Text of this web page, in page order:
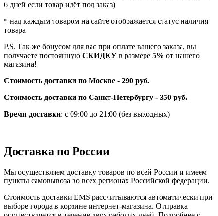
6 дней если товар идёт под заказ)
* над каждым товаром на сайте отображается статус наличия
товара
P.S. Так же бонусом для вас при оплате вашего заказа, вы
получаете постоянную СКИДКУ в размере 5% от нашего
магазина!
Стоимость доставки по Москве - 290 руб.
Стоимость доставки по Санкт-Петербургу - 350 руб.
Время доставки: с 09:00 до 21:00 (без выходных)
Доставка по России
Мы осуществляем доставку товаров по всей России и имеем
пункты самовывоза во всех регионах Российской федерации.
Стоимость доставки EMS рассчитываются автоматически при
выборе города в корзине интернет-магазина. Отправка